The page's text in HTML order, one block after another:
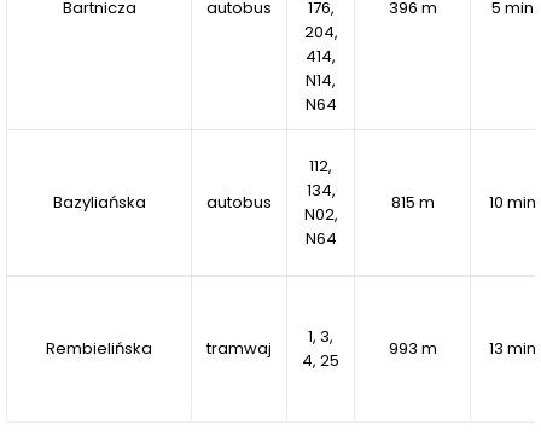
Bartnicza autobus
176,
204,
414,
N14,
N64
396 m 5 min
Bazyliańska autobus
112,
134,
N02,
N64
815 m 10 min
Rembielińska tramwaj
1, 3,
4, 25
993 m 13 min